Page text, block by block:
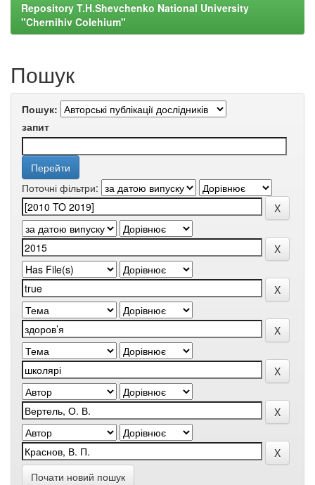
Repository T.H.Shevchenko National University
"Chernihiv Colehium"
Пошук
Пошук:
запит
Поточні фільтри:
Почати новий пошук